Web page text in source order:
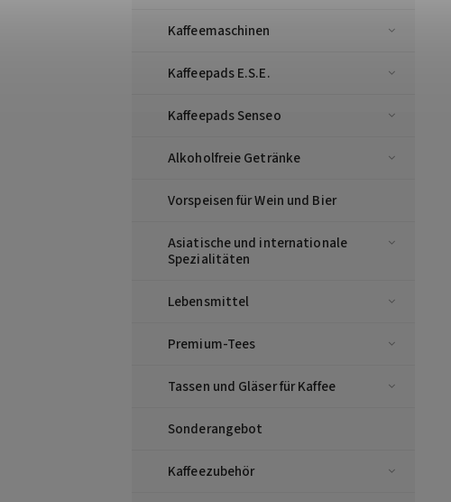
Kaffeemaschinen
Kaffeepads E.S.E.
Kaffeepads Senseo
Alkoholfreie Getränke
Vorspeisen für Wein und Bier
Asiatische und internationale
Spezialitäten
Lebensmittel
Premium-Tees
Tassen und Gläser für Kaffee
Sonderangebot
Kaffeezubehör